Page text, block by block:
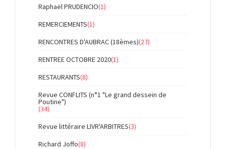
Raphaël PRUDENCIO(1)
REMERCIEMENTS(1)
RENCONTRES D'AUBRAC (18èmes)(27)
RENTREE OCTOBRE 2020(1)
RESTAURANTS(8)
Revue CONFLITS (n°1 "Le grand dessein de
Poutine")
(34)
Revue littéraire LIVR'ARBITRES(3)
Richard Joffo(8)